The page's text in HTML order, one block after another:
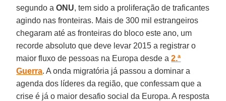
segundo aONU, tem sido a proliferação de traficantes
agindo nas fronteiras. Mais de 300 mil estrangeiros
chegaram até as fronteiras do bloco este ano, um
recorde absoluto que deve levar 2015 a registrar o
maior fluxo de pessoas na Europa desde a2.ª
Guerra. A onda migratória já passou a dominar a
agenda dos líderes da região, que confessam que a
crise é já o maior desafio social da Europa. A resposta